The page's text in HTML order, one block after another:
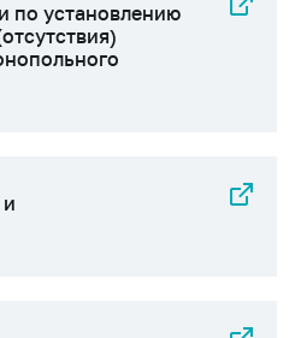
по установлению